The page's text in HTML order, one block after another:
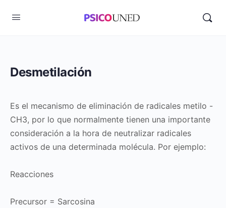
Desmetilación
Es el mecanismo de eliminación de radicales metilo -
CH3, por lo que normalmente tienen una importante
consideración a la hora de neutralizar radicales
activos de una determinada molécula. Por ejemplo:
Reacciones
Precursor = Sarcosina